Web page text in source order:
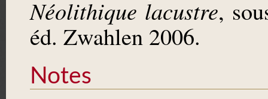
Néolithique lacustre,
éd. Zwahlen 2006.
Notes